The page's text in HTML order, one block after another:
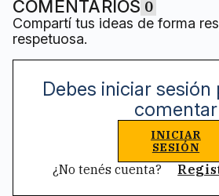
COMENTARIOS 0
Compartí tus ideas de forma
respetuosa.
Debes iniciar sesión
comentar
INICIAR
SESIÓN
¿No tenés cuenta?